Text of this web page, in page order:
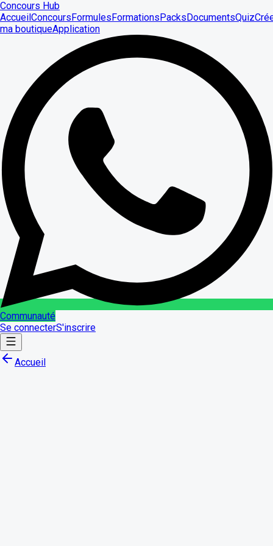
Concours Hub
AccueilConcoursFormulesFormationsPacksDocumentsQuiz
ma boutiqueApplication
Communauté
Se connecterS'inscrire
Accueil